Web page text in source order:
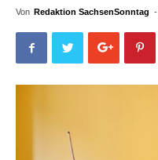
Von Redaktion SachsenSonntag -